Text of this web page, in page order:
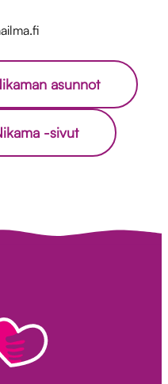
asunnot
-sivut